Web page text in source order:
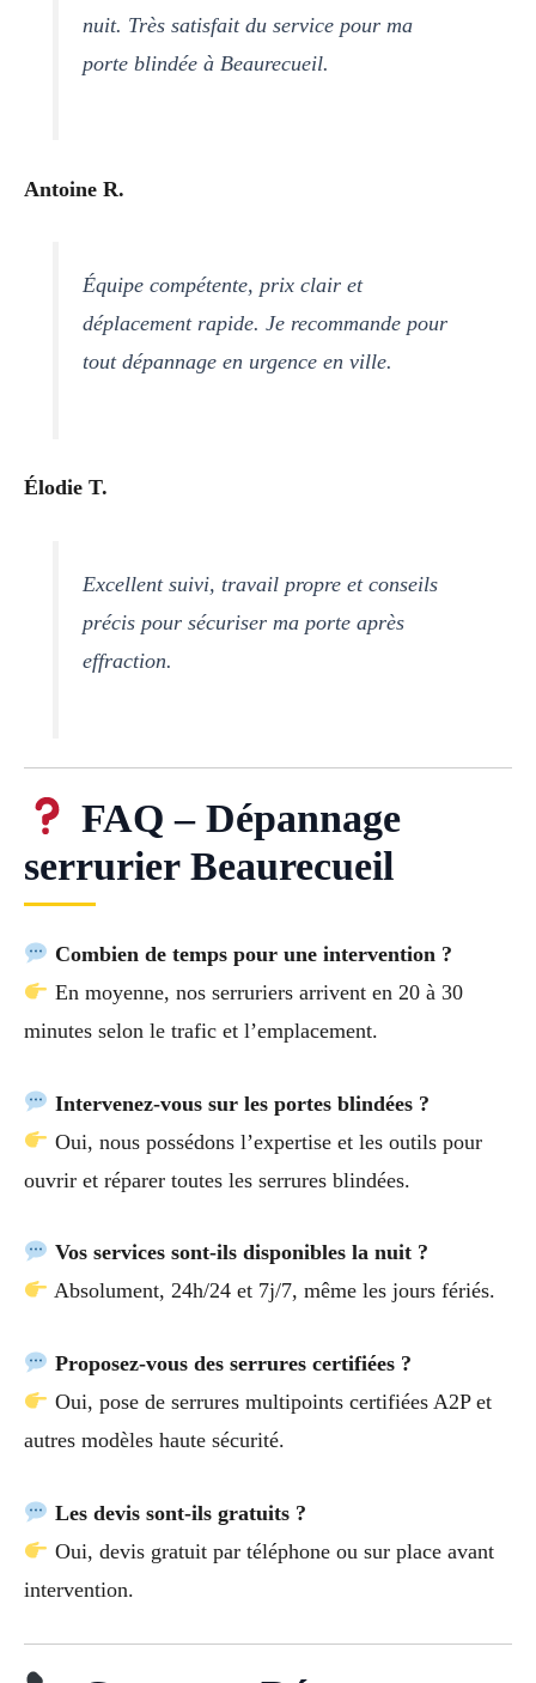
nuit. Très satisfait du service pour ma
porte blindée à Beaurecueil.
Antoine R.
Équipe compétente, prix clair et
déplacement rapide. Je recommande pour
tout dépannage en urgence en ville.
Élodie T.
Excellent suivi, travail propre et conseils
précis pour sécuriser ma porte après
effraction.
FAQ – Dépannage
serrurier Beaurecueil
Combien de temps pour une intervention ?
En moyenne, nos serruriers arrivent en 20 à 30
minutes selon le trafic et l’emplacement.
Intervenez-vous sur les portes blindées ?
Oui, nous possédons l’expertise et les outils pour
ouvrir et réparer toutes les serrures blindées.
Vos services sont-ils disponibles la nuit ?
Absolument, 24h/24 et 7j/7, même les jours fériés.
Proposez-vous des serrures certifiées ?
Oui, pose de serrures multipoints certifiées A2P et
autres modèles haute sécurité.
Les devis sont-ils gratuits ?
Oui, devis gratuit par téléphone ou sur place avant
intervention.